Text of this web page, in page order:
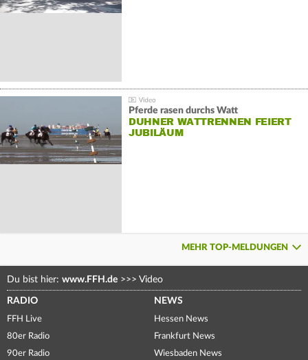
Pferde rasen durchs Watt
DUHNER WATTRENNEN FEIERT
JUBILÄUM
MEHR TOP-MELDUNGEN
Du bist hier: www.FFH.de >>> Video
RADIO
FFH Live
80er Radio
90er Radio
NEWS
Hessen News
Frankfurt News
Wiesbaden News